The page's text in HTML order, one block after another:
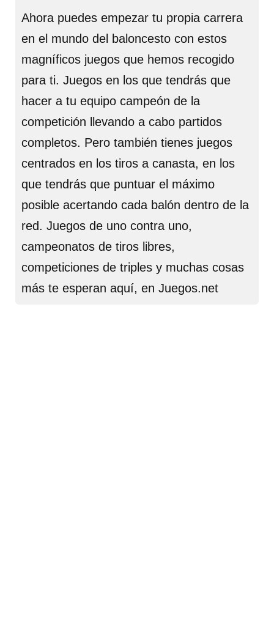
Ahora puedes empezar tu propia carrera
en el mundo del baloncesto con estos
magníficos juegos que hemos recogido
para ti. Juegos en los que tendrás que
hacer a tu equipo campeón de la
competición llevando a cabo partidos
completos. Pero también tienes juegos
centrados en los tiros a canasta, en los
que tendrás que puntuar el máximo
posible acertando cada balón dentro de la
red. Juegos de uno contra uno,
campeonatos de tiros libres,
competiciones de triples y muchas cosas
más te esperan aquí, en Juegos.net